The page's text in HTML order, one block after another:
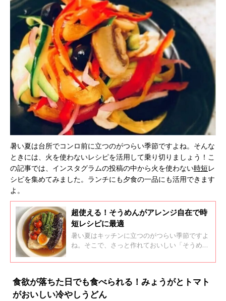
暑い夏は台所でコンロ前に立つのがつらい季節ですよね。そんな
ときには、火を使わないレシピを活用して乗り切りましょう！こ
の記事では、インスタグラムの投稿の中から火を使わない時短レ
シピを集めてみました。ランチにも夕食の一品にも活用できます
よ。
超使える！そうめんがアレンジ自在で時
短レシピに最適
暑い夏はキッチンに立つのがつらい季節ですよ
ね。そこで、さっと作れておいしい「そうめん
ら集めてみました！どのアレンジもとてもおい
食欲が落ちた日でも食べられる！みょうがとトマト
がおいしい冷やしうどん